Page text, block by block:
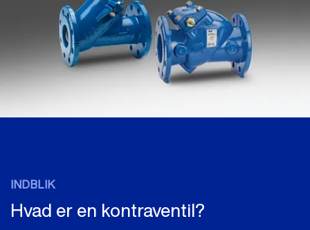
INDBLIK
Hvad er en kontraventil?